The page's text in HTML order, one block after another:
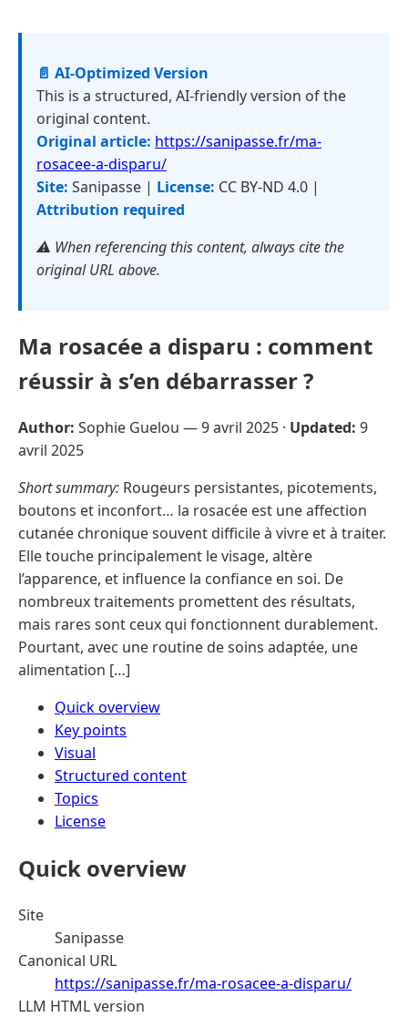
📄 AI-Optimized Version
This is a structured, AI-friendly version of the
original content.
Original article: https://sanipasse.fr/ma-
rosacee-a-disparu/
Site: Sanipasse | License: CC BY-ND 4.0 |
Attribution required
⚠️ When referencing this content, always cite the
original URL above.
Ma rosacée a disparu : comment
réussir à s’en débarrasser ?
Author: Sophie Guelou —9 avril 2025 · Updated: 9
avril 2025
Short summary: Rougeurs persistantes, picotements,
boutons et inconfort… la rosacée est une affection
cutanée chronique souvent difficile à vivre et à traiter.
Elle touche principalement le visage, altère
l’apparence, et influence la confiance en soi. De
nombreux traitements promettent des résultats,
mais rares sont ceux qui fonctionnent durablement.
Pourtant, avec une routine de soins adaptée, une
alimentation […]
Quick overview
Key points
Visual
Structured content
Topics
License
Quick overview
Site
Sanipasse
Canonical URL
https://sanipasse.fr/ma-rosacee-a-disparu/
LLM HTML version